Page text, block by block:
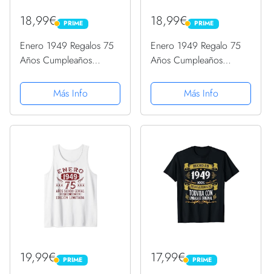
18,99€ PRIME
PRIME
Enero 1949 Regalos 75
Años Cumpleaños
CamisetaMás Info
18,99€ PRIME
PRIME
Enero 1949 Regalo 75
Años Cumpleaños
1949 Camiseta
Más Info
19,99€ PRIME
PRIME 17,99€ PRIME
PRIME